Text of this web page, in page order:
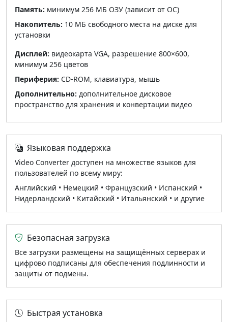
Память: минимум 256 МБ ОЗУ (зависит от ОС)
Накопитель: 10 МБ свободного места на диске для
установки
Дисплей: видеокарта VGA, разрешение 800×600,
минимум 256 цветов
Периферия: CD-ROM, клавиатура, мышь
Дополнительно: дополнительное дисковое
пространство для хранения и конвертации видео
Языковая поддержка
Video Converter доступен на множестве языков для
пользователей по всему миру:
Английский • Немецкий • Французский • Испанский •
Нидерландский • Китайский • Итальянский • и другие
Безопасная загрузка
Все загрузки размещены на защищённых серверах и
цифрово подписаны для обеспечения подлинности и
защиты от подмены.
Быстрая установка